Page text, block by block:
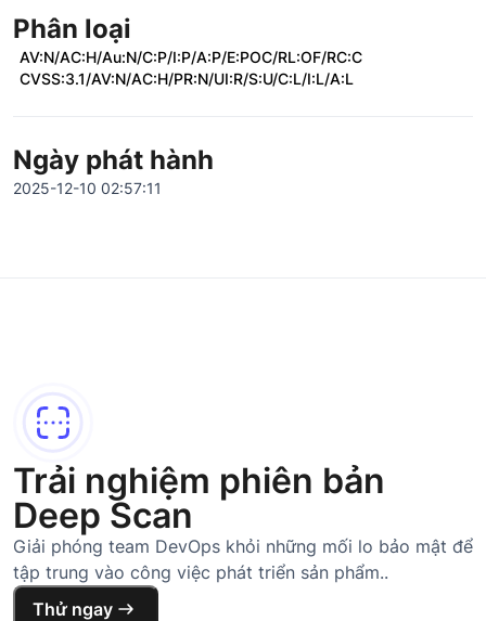
Phân loại
AV:N/AC:H/Au:N/C:P/I:P/A:P/E:POC/RL:OF/RC:C
CVSS:3.1/AV:N/AC:H/PR:N/UI:R/S:U/C:L/I:L/A:L
Ngày phát hành
2025-12-10 02:57:11
Trải nghiệm phiên bản
Deep Scan
Giải phóng team DevOps khỏi những mối lo bảo mật để
tập trung vào công việc phát triển sản phẩm..
Thử ngay